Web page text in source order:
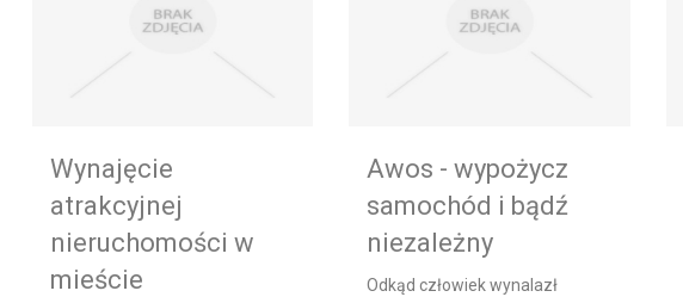
Wynajęcie
atrakcyjnej
nieruchomości w
mieście
Awos - wypożycz
samochód i bądź
niezależny
Odkąd człowiek wynalazł